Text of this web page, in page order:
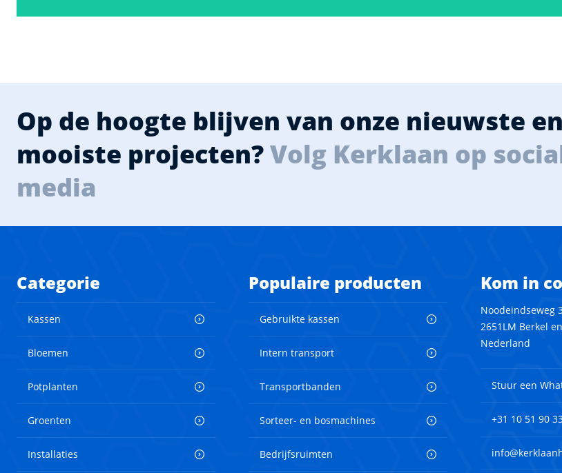
Op de hoogte blijven van onze nieuwste en
mooiste projecten?Volg Kerklaan op
media
Categorie
Kassen
Bloemen
Potplanten
Groenten
Installaties
Populaire producten
Gebruikte kassen
Intern transport
Transportbanden
Sorteer- en bosmachines
Bedrijfsruimten
Kom in
Noodeindseweg
2651LM Berkel
Nederland
Stuur een
+31 10 51 90